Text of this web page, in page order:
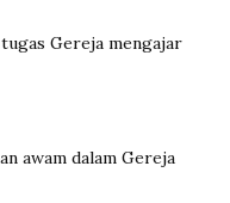
Gereja mengajar
awam dalam Gereja